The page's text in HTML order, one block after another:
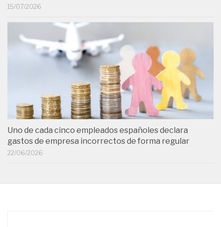
15/07/2026
Uno de cada cinco empleados españoles declara
gastos de empresa incorrectos de forma regular
22/06/2026